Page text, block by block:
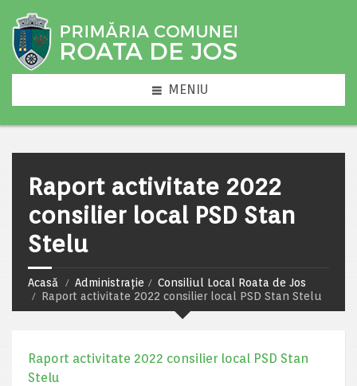
MENIU
Raport activitate 2022
consilier local PSD Stan
Stelu
Acasă Administrație
Consiliul Local Roata de Jos
Raport activitate 2022 consilier local PSD Stan Stelu
Raport activitate 2022 consilier local PSD Stan
Stelu